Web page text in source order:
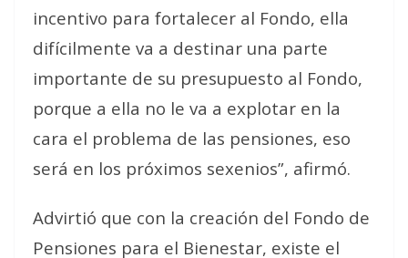
incentivo para fortalecer al Fondo, ella
difícilmente va a destinar una parte
importante de su presupuesto al Fondo,
porque a ella no le va a explotar en la
cara el problema de las pensiones, eso
será en los próximos sexenios”, afirmó.
Advirtió que con la creación del Fondo de
Pensiones para el Bienestar, existe el